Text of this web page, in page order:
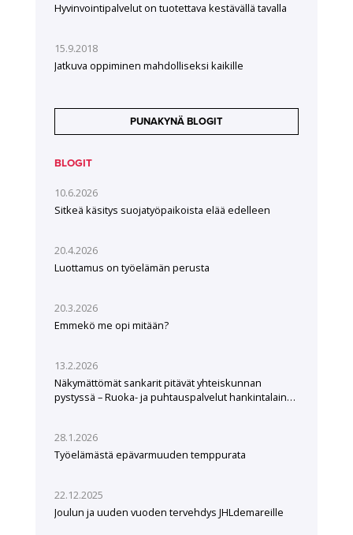
Hyvinvointipalvelut on tuotettava kestävällä tavalla
15.9.2018
Jatkuva oppiminen mahdolliseksi kaikille
PUNAKYNÄ BLOGIT
BLOGIT
10.6.2026
Sitkeä käsitys suojatyöpaikoista elää edelleen
20.4.2026
Luottamus on työelämän perusta
20.3.2026
Emmekö me opi mitään?
13.2.2026
Näkymättömät sankarit pitävät yhteiskunnan
pystyssä – Ruoka- ja puhtauspalvelut hankintalain
28.1.2026
Työelämästä epävarmuuden temppurata
22.12.2025
Joulun ja uuden vuoden tervehdys JHLdemareille